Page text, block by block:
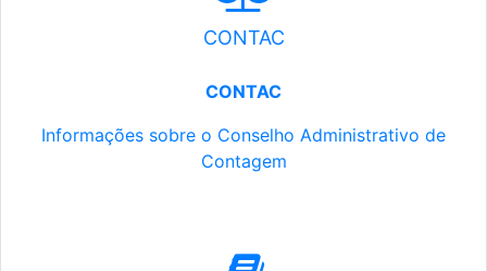
CONTAC
CONTAC
Informações sobre o Conselho Administrativo de
Contagem